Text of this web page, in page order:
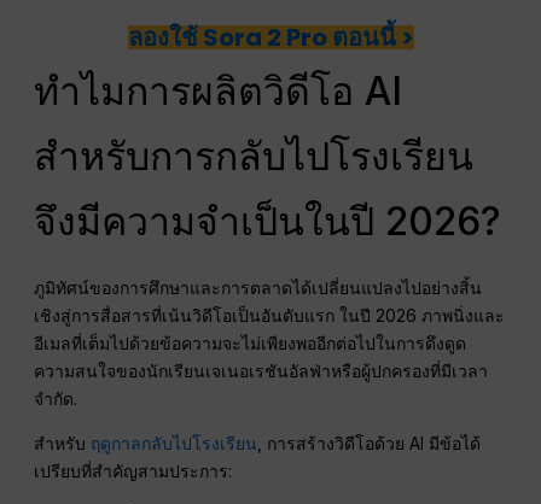
ลองใช้ Sora 2 Pro ตอนนี้ >
ทำไมการผลิตวิดีโอ AI
สำหรับการกลับไปโรงเรียน
จึงมีความจำเป็นในปี 2026?
ภูมิทัศน์ของการศึกษาและการตลาดได้เปลี่ยนแปลงไปอย่างสิ้น
เชิงสู่การสื่อสารที่เน้นวิดีโอเป็นอันดับแรก ในปี 2026 ภาพนิ่งและ
อีเมลที่เต็มไปด้วยข้อความจะไม่เพียงพออีกต่อไปในการดึงดูด
ความสนใจของนักเรียนเจเนอเรชันอัลฟ่าหรือผู้ปกครองที่มีเวลา
จำกัด.
สำหรับ ฤดูกาลกลับไปโรงเรียน, การสร้างวิดีโอด้วย AI มีข้อได้
เปรียบที่สำคัญสามประการ: